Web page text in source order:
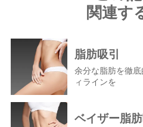
関連す
脂肪吸引
余分な脂肪を徹
ィラインを
ベイザー脂肪